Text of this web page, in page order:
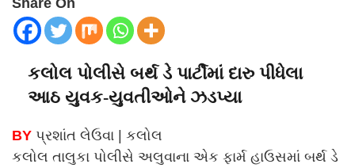
કલોલ પોલીસે બર્થ ડે પાર્ટીમાં દારુ પીધેલા
આઠ યુવક-યુવતીઓને ઝડપ્યા
BY પ્રશાંત લેઉવા | કલોલ
કલોલ તાલુકા પોલીસે અલુવાના એક ફાર્મ હાઉસમાં બર્થ ડે